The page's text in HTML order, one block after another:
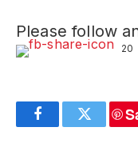
Please follow
20
FacebookTwitter